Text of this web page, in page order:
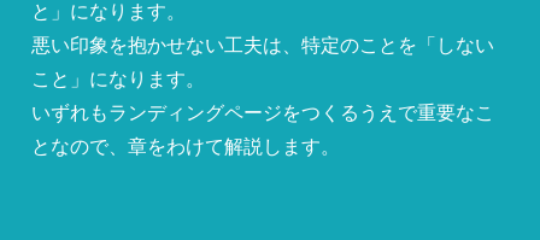
と」になります。
悪い印象を抱かせない工夫は、特定のことを「しない
こと」になります。
いずれもランディングページをつくるうえで重要なこ
となので、章をわけて解説します。